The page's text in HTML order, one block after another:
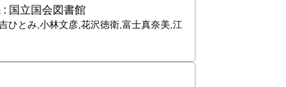
: 国立国会図書館
ひとみ,小林文彦,花沢徳衛,富士真奈美,江